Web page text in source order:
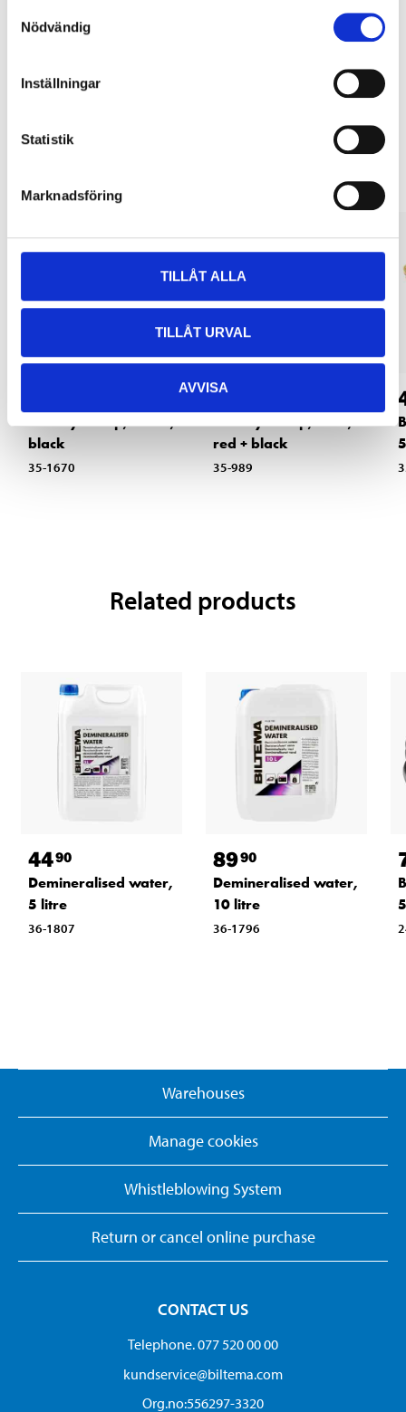
Nödvändig
Inställningar
Statistik
Marknadsföring
TILLÅT ALLA
TILLÅT URVAL
AVVISA
Pay & Collect in your local store within 2 hours! For more information
Other customers also bought
Battery clamp, 120 A,
black
35-1670
32
Battery clamp, 50 A,
red + black
35-989
Related products
4490
Demineralised water,
5 litre
36-1807
8990
Demineralised water,
10 litre
36-1796
Warehouses
Manage cookies
Whistleblowing System
Return or cancel online purchase
CONTACT US
Telephone. 077 520 00 00
kundservice@biltema.com
Org.no:556297-3320